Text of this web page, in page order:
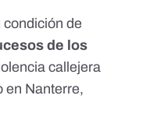
condición de
de los
callejera
en Nanterre,